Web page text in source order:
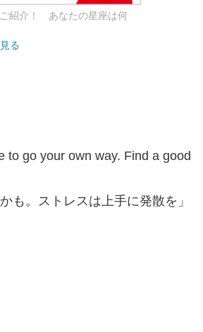
ご紹介！ あなたの星座は何
る
to go your own way. Find a good
も。ストレスは上手に発散を」